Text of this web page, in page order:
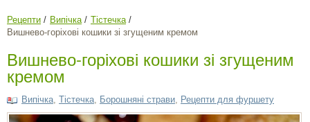
Рецепти Випічка
Тістечка
Вишнево-горіхові кошики зі згущеним кремом
Вишнево-горіхові кошики зі згущеним
кремом
Випічка Тістечка Борошняні страви Рецепти для фуршету